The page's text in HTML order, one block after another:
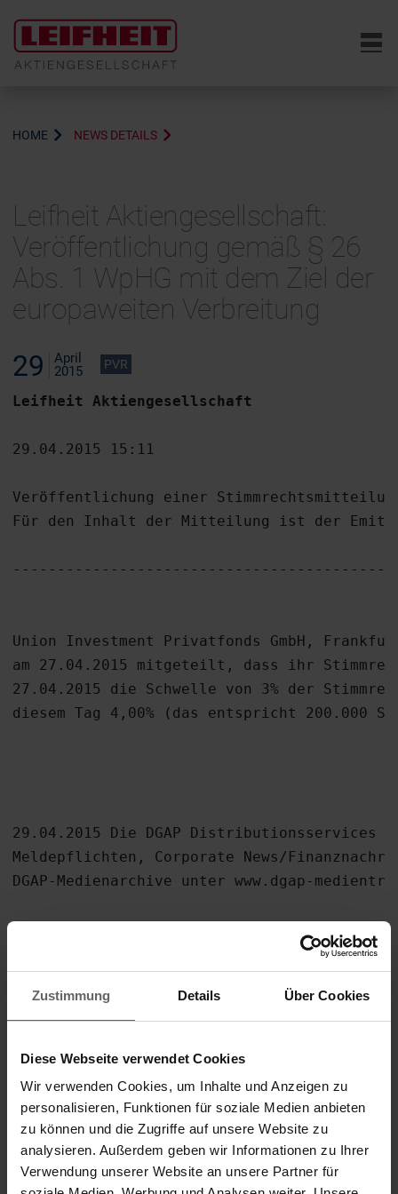
Zustimmung Details Über Cookies
Diese Webseite verwendet Cookies
Wir verwenden Cookies, um Inhalte und Anzeigen zu
personalisieren, Funktionen für soziale Medien anbieten
zu können und die Zugriffe auf unsere Website zu
analysieren. Außerdem geben wir Informationen zu Ihrer
Verwendung unserer Website an unsere Partner für
6
HOME NEWS DETAILS
Leifheit Aktiengesellschaft:
Veröffentlichung gemäß § 26
Abs. 1 WpHG mit dem Ziel der
europaweiten Verbreitung
29
April
2015
PVR
Leifheit Aktiengesellschaft
29.04.2015 15:11
Veröffentlichung einer
Für den Inhalt der Mitteilung ist der
Union Investment Privatfonds GmbH,
am 27.04.2015 mitgeteilt, dass ihr
27.04.2015 die Schwelle von 3% der
diesem Tag 4,00% (das entspricht 200.000
29.04.2015 Die DGAP Distributionsservices
Meldepflichten, Corporate News/
DGAP-Medienarchive unter www.dgap-
Sprache:      Deutsch
Unternehmen:  Leifheit Aktiengesellschaft
              Leifheitstraße
Internet:     www.leifheit.com
Ende der Mitteilung